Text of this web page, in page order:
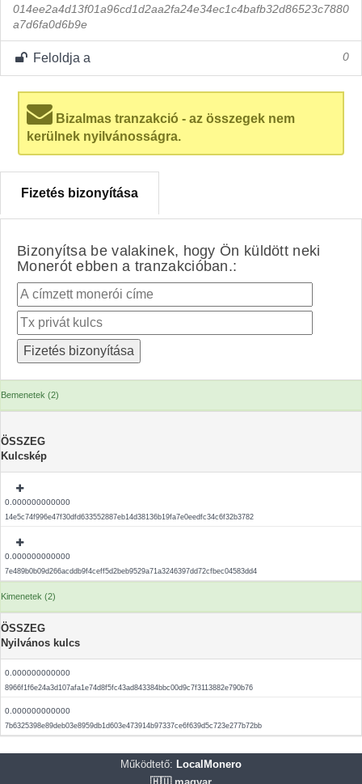
014ee2a4d13f01a96cd1d2aa2fa24e34ec1c4bafb32d86523c7880
a7d6fa0d6b9e
Feloldja a 0
Bizalmas tranzakció - az összegek nem
kerülnek nyilvánosságra.
Fizetés bizonyítása
Bizonyítsa be valakinek, hogy Ön küldött neki
Monerót ebben a tranzakcióban.:
Bemenetek (2)
ÖSSZEG
Kulcskép
0.000000000000
14e5c74f996e47f30dfd633552887eb14d38136b19fa7e0eedfc34c6f32b3782
0.000000000000
7e489b0b09d266acddb9f4ceff5d2beb9529a71a3246397dd72cfbec04583dd4
Kimenetek (2)
ÖSSZEG
Nyilvános kulcs
0.000000000000
8966f1f6e24a3d107afa1e74d8f5fc43ad843384bbc00d9c7f3113882e790b76
0.000000000000
7b6325398e89deb03e8959db1d603e473914b97337ce6f639d5c723e277b72bb
Működtető: LocalMonero